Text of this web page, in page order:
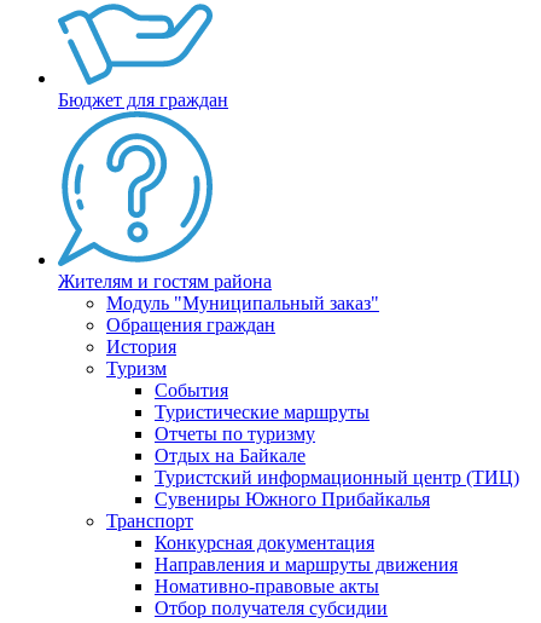
Бюджет для граждан
Жителям и гостям района
Модуль "Муниципальный заказ"
Обращения граждан
История
Туризм
События
Туристические маршруты
Отчеты по туризму
Отдых на Байкале
Туристский информационный центр (ТИЦ)
Сувениры Южного Прибайкалья
Транспорт
Конкурсная документация
Направления и маршруты движения
Номативно-правовые акты
Отбор получателя субсидии